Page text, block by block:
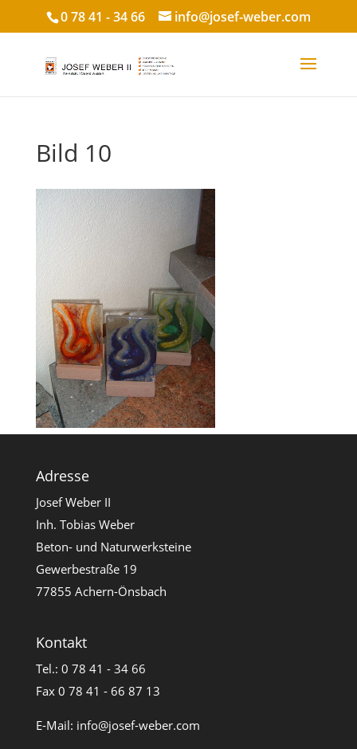
0 78 41 - 34 66 info@josef-weber.com
Bild 10
Adresse
Josef Weber II
Inh. Tobias Weber
Beton- und Naturwerksteine
Gewerbestraße 19
77855 Achern-Önsbach
Kontakt
Tel.: 0 78 41 - 34 66
Fax 0 78 41 - 66 87 13
E-Mail: info@josef-weber.com